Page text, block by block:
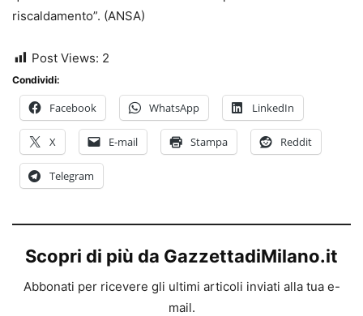
riscaldamento”. (ANSA)
Post Views: 2
Condividi:
Facebook WhatsApp LinkedIn
X E-mail Stampa Reddit
Telegram
Scopri di più da GazzettadiMilano.it
Abbonati per ricevere gli ultimi articoli inviati alla tua e-
mail.